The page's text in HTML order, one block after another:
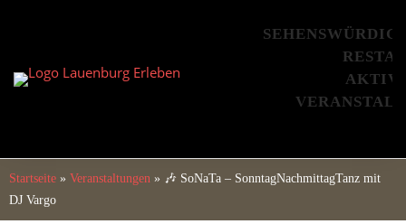
Startseite » Veranstaltungen » 🎶 SoNaTa – SonntagNachmittagTanz mit
DJ Vargo